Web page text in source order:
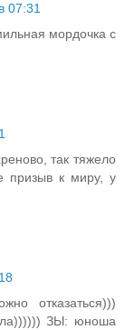
07:31
мордочка с
так тяжело
призыв к миру, у
отказаться)))
ЗЫ: юноша